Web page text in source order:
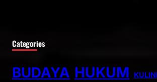
Categories
BUDAYA HUKUM